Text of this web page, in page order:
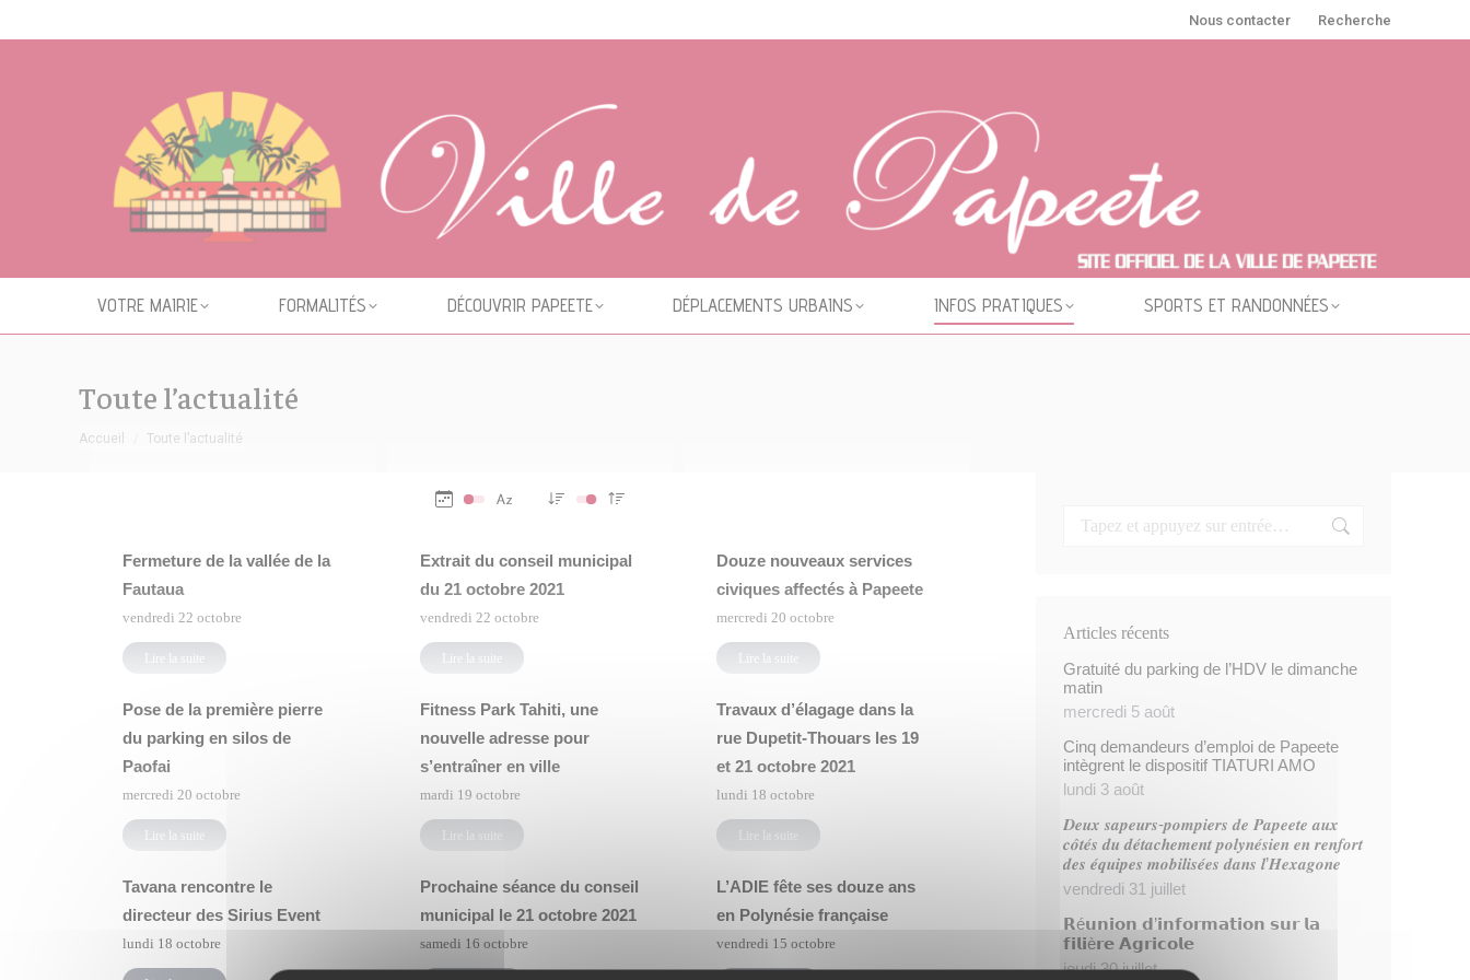
Nous contacter Recherche
VOTRE MAIRIE FORMALITÉS DÉCOUVRIR PAPEETE DÉPLACEMENTS URBAINS INFOS PRATIQUES SPORTS ET RANDONNÉES
Toute l’actualité
Vous êtes ici :
Accueil Toute l’actualité
Fermeture de la vallée de la
Fautaua
vendredi 22 octobre
Lire la suite
Extrait du conseil municipal
du 21 octobre 2021
vendredi 22 octobre
Lire la suite
Douze nouveaux services
civiques affectés à Papeete
mercredi 20 octobre
Lire la suite
Pose de la première pierre
du parking en silos de
Paofai
mercredi 20 octobre
Lire la suite
Fitness Park Tahiti, une
nouvelle adresse pour
s’entraîner en ville
mardi 19 octobre
Lire la suite
Travaux d’élagage dans la
rue Dupetit-Thouars les 19
et 21 octobre 2021
lundi 18 octobre
Lire la suite
Tavana rencontre le
directeur des Sirius Event
lundi 18 octobre
Prochaine séance du conseil
municipal le 21 octobre 2021
samedi 16 octobre
L’ADIE fête ses douze ans
en Polynésie française
vendredi 15 octobre
Articles récents
Gratuité du parking de l’HDV le dimanche
matin
mercredi 5 août
Cinq demandeurs d’emploi de Papeete
intègrent le dispositif TIATURI AMO
lundi 3 août
𝑫𝒆𝒖𝒙 𝒔𝒂𝒑𝒆𝒖𝒓𝒔-𝒑𝒐𝒎𝒑𝒊𝒆𝒓𝒔 𝒅𝒆 𝑷𝒂𝒑𝒆𝒆𝒕𝒆 𝒂𝒖𝒙
𝒄𝒐̂𝒕𝒆́𝒔 𝒅𝒖 𝒅𝒆́𝒕𝒂𝒄𝒉𝒆𝒎𝒆𝒏𝒕 𝒑𝒐𝒍𝒚𝒏𝒆́𝒔𝒊𝒆𝒏 𝒆𝒏 𝒓𝒆𝒏𝒇𝒐𝒓𝒕
𝒅𝒆𝒔 𝒆́𝒒𝒖𝒊𝒑𝒆𝒔 𝒎𝒐𝒃𝒊𝒍𝒊𝒔𝒆́𝒆𝒔 𝒅𝒂𝒏𝒔 𝒍’𝑯𝒆𝒙𝒂𝒈𝒐𝒏𝒆
vendredi 31 juillet
𝗥é𝘂𝗻𝗶𝗼𝗻 𝗱’𝗶𝗻𝗳𝗼𝗿𝗺𝗮𝘁𝗶𝗼𝗻 𝘀𝘂𝗿 𝗹𝗮
𝗳𝗶𝗹𝗶è𝗿𝗲 𝗔𝗴𝗿𝗶𝗰𝗼𝗹𝗲
jeudi 30 juillet